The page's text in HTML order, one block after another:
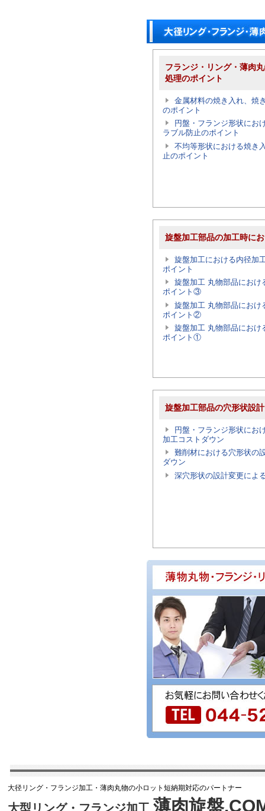
フランジ・リング・薄肉
処理のポイント
金属材料の焼き入れ、焼
のポイント
円盤・フランジ形状にお
ラブル防止のポイント
不均等形状における焼き
止のポイント
旋盤加工部品の加工時に
旋盤加工における内径加
ポイント
旋盤加工 丸物部品におけ
ポイント③
旋盤加工 丸物部品におけ
ポイント②
旋盤加工 丸物部品におけ
ポイント①
旋盤加工部品の穴形状設
円盤・フランジ形状にお
加工コストダウン
難削材における穴形状の
ダウン
深穴形状の設計変更によ
大径リング・フランジ加工・薄肉丸物の小ロット短納期対応のパートナー
大型リング・フランジ加工 薄肉旋盤